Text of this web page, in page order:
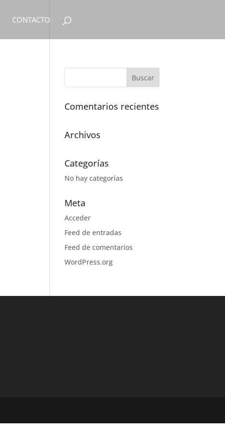
CONTACTO
Comentarios recientes
Archivos
Categorías
No hay categorías
Meta
Acceder
Feed de entradas
Feed de comentarios
WordPress.org